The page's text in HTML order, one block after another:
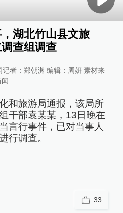
湖北竹山县文旅
查组调查
记者：郑朝渊 编辑：周妍 素材来
闻
和旅游局通报，该局所
干部袁某某，13日晚在
言行事件，已对当事人
行调查。
33